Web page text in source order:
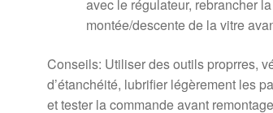
avec le régulateur, rebrancher
montée/descente de la vitre
Conseils: Utiliser des outils proprres,
d’étanchéité, lubrifier légèrement les
et tester la commande avant